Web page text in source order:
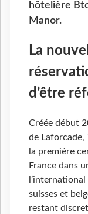
hôtelière
Manor.
La
d’être
Créée début
de Laforcade,
la première
France dans
l’international
suisses et
restant